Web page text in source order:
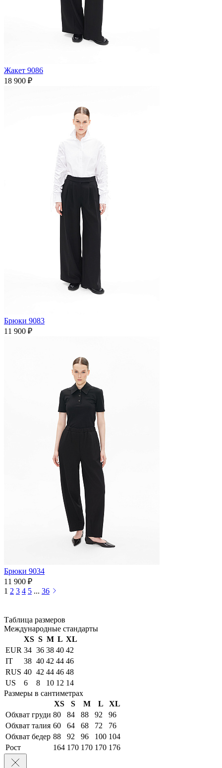
Жакет 9086
18 900 ₽
Брюки 9083
11 900 ₽
Брюки 9034
11 900 ₽
1 2 3 4 5 ... 36
Таблица размеров
Международные стандарты
XS S M L XL
EUR 34 36 38 40 42
IT
38 40 42 44 46
RUS 40 42 44 46 48
US
6 8 10 12 14
Размеры в сантиметрах
XS
S M L
XL
Обхват груди 80 84 88 92
96
Обхват талия 60 64 68 72
76
Обхват бедер 88 92 96 100 104
Рост
164 170 170 170 176